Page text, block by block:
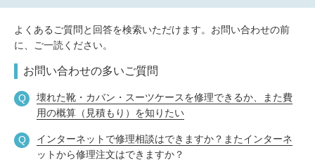
包丁研ぎ 杖先の修理
オンライン修理見積もりサービス（配送修理）
よくあるご質問と回答を検索いただけます。お問い合わせの前
に、ご一読ください。
お問い合わせの多いご質問
壊れた靴・カバン・スーツケースを修理できるか、また費
用の概算（見積もり）を知りたい
インターネットで修理相談はできますか？またインターネ
ットから修理注文はできますか？